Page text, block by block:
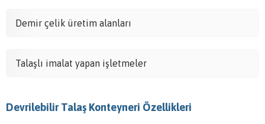
Demir çelik üretim alanları
Talaşlı imalat yapan işletmeler
Devrilebilir Talaş Konteyneri Özellikleri